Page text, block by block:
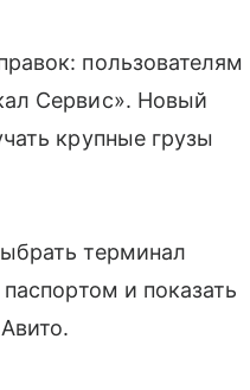
пользователям
Сервис». Новый
крупные грузы
терминал
и показать